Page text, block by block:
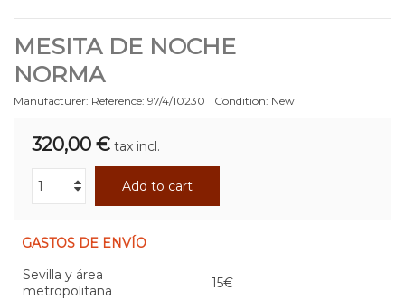
MESITA DE NOCHE
NORMA
Manufacturer: Reference: 97/4/10230 Condition: New
320,00 € tax incl.
Add to cart
GASTOS DE ENVÍO
Sevilla y área
metropolitana
15€